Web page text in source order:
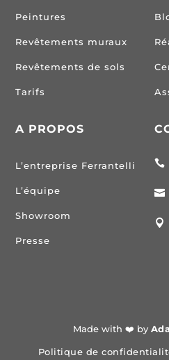
Peintures
Revêtements muraux
Revêtements de sols
Tarifs
A PROPOS
L’entreprise Ferrantelli
L’équipe
Showroom
Presse



Made with ❤️ by
Politique de